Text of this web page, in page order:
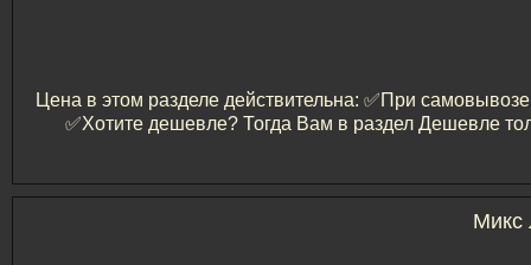
Цена в этом разделе действительна: ✅️При
✅️Хотите дешевле? Тогда Вам в раздел Дешевле
Микс